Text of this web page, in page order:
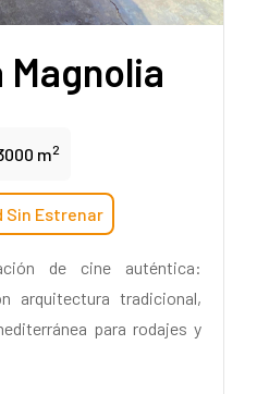
m2
Sin Estrenar
de cine auténtica:
arquitectura tradicional,
para rodajes y